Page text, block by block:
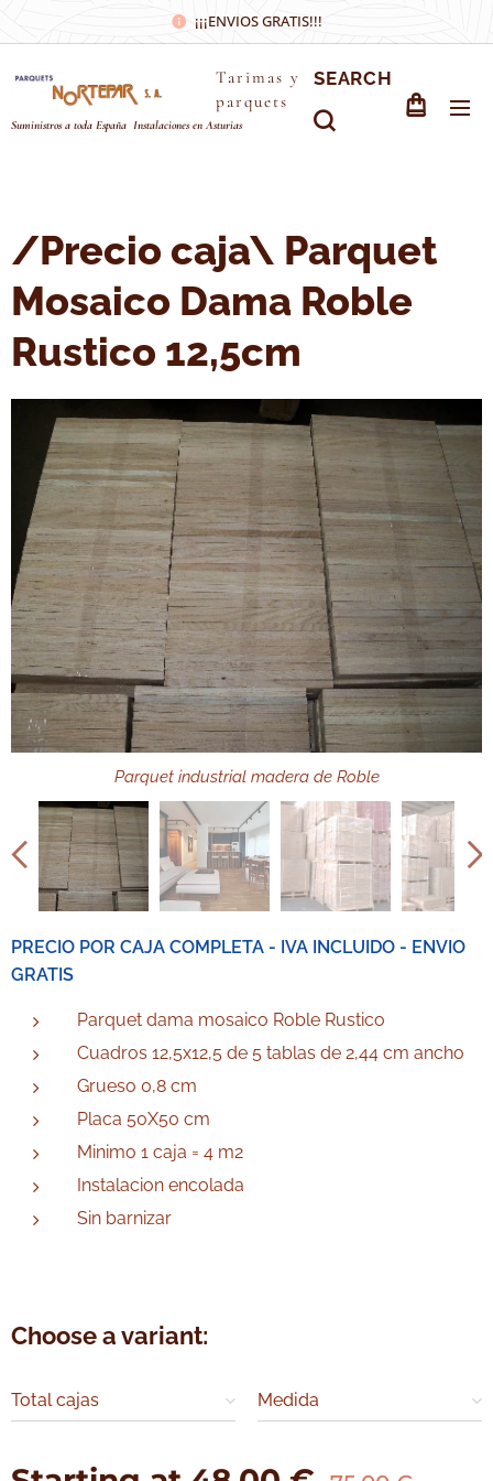
¡¡¡ENVIOS GRATIS!!!
Tarimas y
parquets
Suministros a toda España Instalaciones en Asturias
SEARCH
/Precio caja\ Parquet
Mosaico Dama Roble
Rustico 12,5cm
Parquet industrial madera de Roble
Parquet industrial madera de Roble
Parquet industrial madera de Roble
Parquet industrial madera de Roble
Parquet industrial madera de Roble
PRECIO POR CAJA COMPLETA - IVA INCLUIDO - ENVIO
GRATIS
Parquet dama mosaico Roble Rustico
Cuadros 12,5x12,5 de 5 tablas de 2,44 cm ancho
Grueso 0,8 cm
Placa 50X50 cm
Minimo 1 caja = 4 m2
Instalacion encolada
Sin barnizar
Choose a variant:
Total cajas Medida